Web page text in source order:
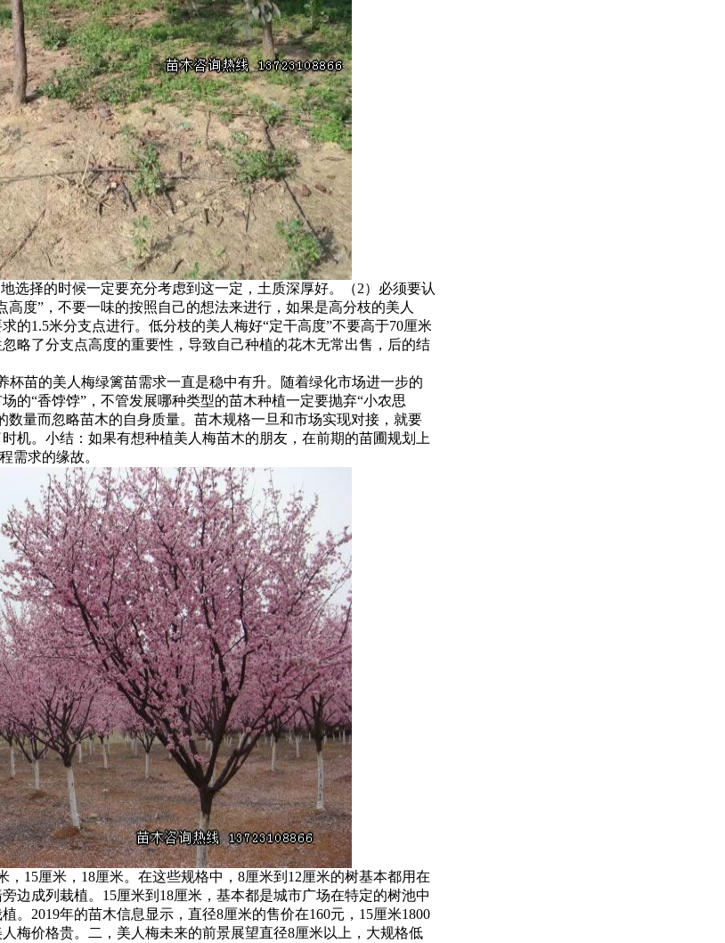
选择的时候一定要充分考虑到这一定，土质深厚好。（2）必须要认
高度”，不要一味的按照自己的想法来进行，如果是高分枝的美人
的1.5米分支点进行。低分枝的美人梅好“定干高度”不要高于70厘米
略了分支点高度的重要性，导致自己种植的花木无常出售，后的结
杯苗的美人梅绿篱苗需求一直是稳中有升。随着绿化市场进一步的
的“香饽饽”，不管发展哪种类型的苗木种植一定要抛弃“小农思
数量而忽略苗木的自身质量。苗木规格一旦和市场实现对接，就要
机。小结：如果有想种植美人梅苗木的朋友，在前期的苗圃规划上
需求的缘故。
，15厘米，18厘米。在这些规格中，8厘米到12厘米的树基本都用在
边成列栽植。15厘米到18厘米，基本都是城市广场在特定的树池中
。2019年的苗木信息显示，直径8厘米的售价在160元，15厘米1800
梅价格贵。二，美人梅未来的前景展望直径8厘米以上，大规格低